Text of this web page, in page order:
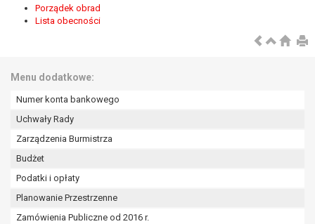
Porządek obrad
Lista obecności
Menu dodatkowe:
Numer konta bankowego
Uchwały Rady
Zarządzenia Burmistrza
Budżet
Podatki i opłaty
Planowanie Przestrzenne
Zamówienia Publiczne od 2016 r.
prawo sprzeciwu wobec przetwarzania
przetwarzania danych osobowych, którego
interesie publicznym lub w ramach
powierzonej administratorowi bądź
realizowanych przez administratora
lub przez stronę trzecią.